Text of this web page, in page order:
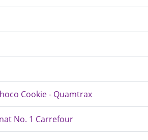
Cookie - Quamtrax
No. 1 Carrefour